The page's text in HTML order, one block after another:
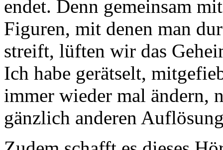
endet. Denn gemeinsam
Figuren, mit denen man
streift, lüften wir das
Ich habe gerätselt,
immer wieder mal ändern,
gänzlich anderen